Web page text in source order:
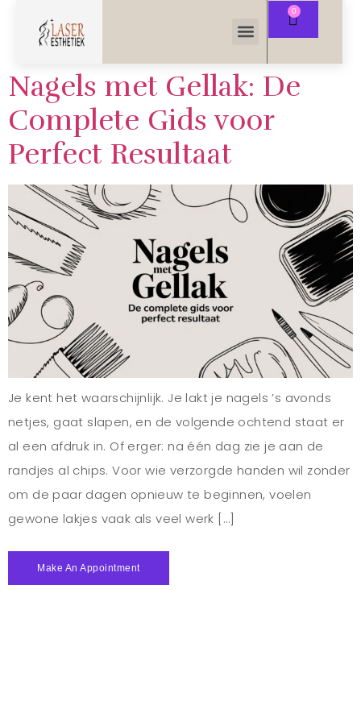
Nagels met Gellak: De
Complete Gids voor
Perfect Resultaat
Je kent het waarschijnlijk. Je lakt je nagels ’s avonds
netjes, gaat slapen, en de volgende ochtend staat er
al een afdruk in. Of erger: na één dag zie je aan de
randjes al chips. Voor wie verzorgde handen wil zonder
om de paar dagen opnieuw te beginnen, voelen
gewone lakjes vaak als veel werk […]
Make An Appointment